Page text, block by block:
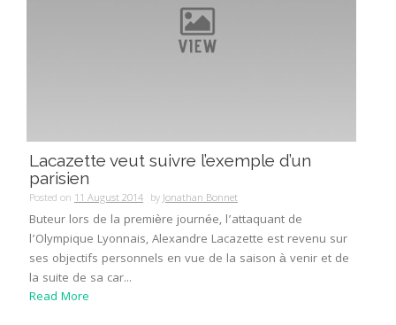
Lacazette veut suivre l’exemple d’un
parisien
Posted on 11 August 2014 byJonathan Bonnet
Buteur lors de la première journée, l’attaquant de
l’Olympique Lyonnais, Alexandre Lacazette est revenu sur
ses objectifs personnels en vue de la saison à venir et de
la suite de sa car...
Read More